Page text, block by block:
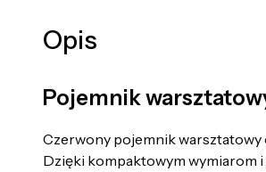
Opis
Pojemnik
Czerwony pojemnik warsztatowy
Dzięki kompaktowym wymiarom i